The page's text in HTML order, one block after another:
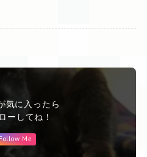
気に入ったら
ーしてね！
Me